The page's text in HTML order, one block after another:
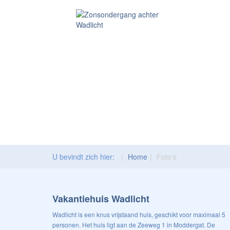
U bevindt zich hier: Home Foto's
Vakantiehuis Wadlicht
Wadlicht is een knus vrijstaand huis, geschikt voor maximaal 5
personen. Het huis ligt aan de Zeeweg 1 in Moddergat. De